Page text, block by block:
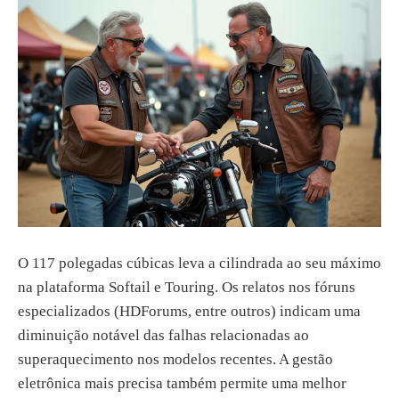
O 117 polegadas cúbicas leva a cilindrada ao seu máximo
na plataforma Softail e Touring. Os relatos nos fóruns
especializados (HDForums, entre outros) indicam uma
diminuição notável das falhas relacionadas ao
superaquecimento nos modelos recentes. A gestão
eletrônica mais precisa também permite uma melhor